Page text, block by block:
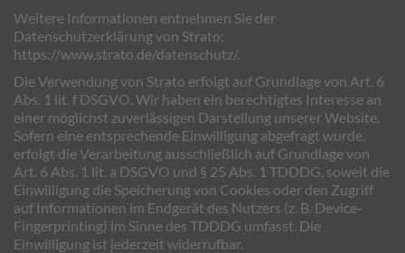
Weitere Informationen entnehmen Sie der
Datenschutzerklärung von Strato:
https://www.strato.de/datenschutz/.
Die Verwendung von Strato erfolgt auf Grundlage von Art. 6
Abs. 1 lit. f DSGVO. Wir haben ein berechtigtes Interesse an
einer möglichst zuverlässigen Darstellung unserer Website.
Sofern eine entsprechende Einwilligung abgefragt wurde,
erfolgt die Verarbeitung ausschließlich auf Grundlage von
Art. 6 Abs. 1 lit. a DSGVO und § 25 Abs. 1 TDDDG, soweit die
Einwilligung die Speicherung von Cookies oder den Zugriff
auf Informationen im Endgerät des Nutzers (z. B. Device-
Fingerprinting) im Sinne des TDDDG umfasst. Die
Einwilligung ist jederzeit widerrufbar.